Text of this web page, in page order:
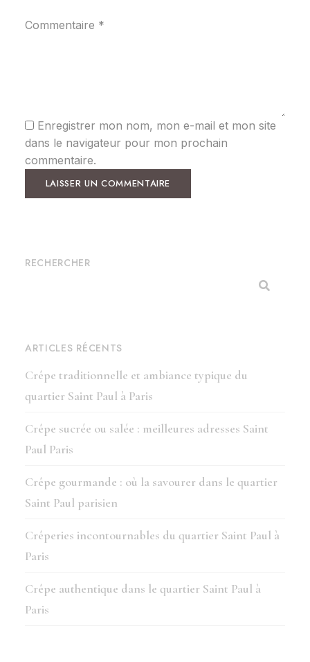
Commentaire *
Enregistrer mon nom, mon e-mail et mon site
dans le navigateur pour mon prochain
commentaire.
RECHERCHER
ARTICLES RÉCENTS
Crêpe traditionnelle et ambiance typique du
quartier Saint Paul à Paris
Crêpe sucrée ou salée : meilleures adresses Saint
Paul Paris
Crêpe gourmande : où la savourer dans le quartier
Saint Paul parisien
Crêperies incontournables du quartier Saint Paul à
Paris
Crêpe authentique dans le quartier Saint Paul à
Paris